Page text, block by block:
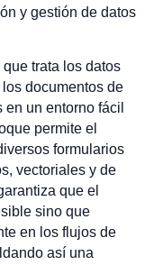
y gestión de datos
trata los datos
documentos de
un entorno fácil
permite el
formularios
vectoriales y de
que el
sino que
en los flujos de
así una